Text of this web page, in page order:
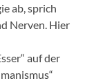
ab, sprich
Nerven. Hier
auf der